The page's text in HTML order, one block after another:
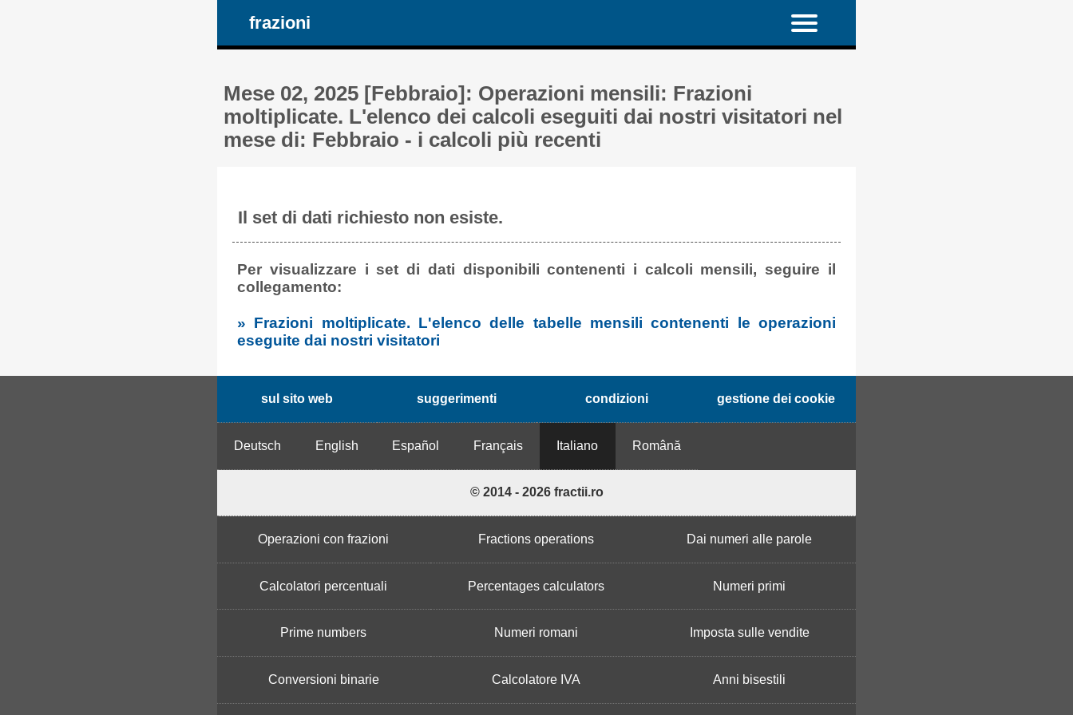
frazioni
Mese 02, 2025 [Febbraio]: Operazioni mensili: Frazioni
moltiplicate. L'elenco dei calcoli eseguiti dai nostri visitatori nel
mese di: Febbraio - i calcoli più recenti
Il set di dati richiesto non esiste.
Per visualizzare i set di dati disponibili contenenti i calcoli mensili, seguire il
collegamento:
» Frazioni moltiplicate. L'elenco delle tabelle mensili contenenti le operazioni
eseguite dai nostri visitatori
sul sito web suggerimenti condizioni gestione dei cookie
Deutsch English Español Français Italiano Română
© 2014 - 2026 fractii.ro
Operazioni con frazioni Fractions operations Dai numeri alle parole
Calcolatori percentuali Percentages calculators Numeri primi
Prime numbers Numeri romani Imposta sulle vendite
Conversioni binarie Calcolatore IVA Anni bisestili